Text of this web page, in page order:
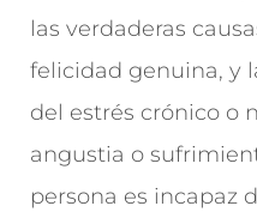
las verdaderas
felicidad genuina, y
del estrés crónico o
angustia o
persona es incapaz